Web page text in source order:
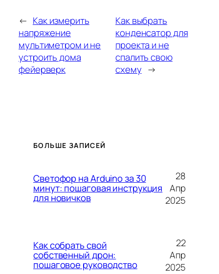
← Как измерить
напряжение
мультиметром и не
устроить дома
фейерверк
Как выбрать
конденсатор для
проекта и не
спалить свою
схему →
БОЛЬШЕ ЗАПИСЕЙ
Светофор на Arduino за 30
минут: пошаговая инструкция
для новичков
28
Апр
2025
Как собрать свой
собственный дрон:
пошаговое руководство
22
Апр
2025